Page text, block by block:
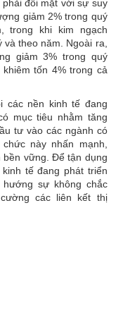
đối mặt với sự suy
giảm 2% trong quý
trong khi kim ngạch
theo năm. Ngoài ra,
giảm 3% trong quý
tốn 4% trong cả
các nền kinh tế đang
mục tiêu nhằm tăng
tư vào các ngành có
này nhấn mạnh,
bền vững. Để tận dụng
tế đang phát triển
sự không chắc
các liên kết thị